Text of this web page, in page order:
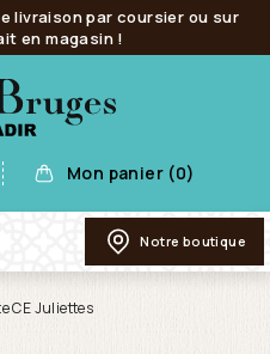
livraison par coursier ou sur
en magasin !
Mon panier (0)
Notre boutique
CE Juliettes